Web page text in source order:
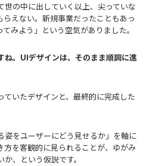
世の中に出していく以上、尖っていな
らえない。新規事業だったこともあっ
みよう」という空気がありました。
。 UIデザインは、そのまま順調に進
ていたデザインと、最終的に完成した
姿をユーザーにどう見せるか」を軸に
方を客観的に見られることが、ゆがみ
、という仮説です。